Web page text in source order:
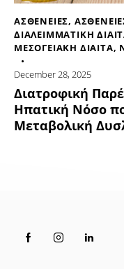
ΑΣΘΕΝΕΙΕΣ,
ΔΙΑΛΕΙΜΜΑΤΙΚΗ
ΜΕΣΟΓΕΙΑΚΗ ΔΙΑΙΤΑ,
December 28, 2025
Διατροφική
Ηπατική Νόσο
Μεταβολική